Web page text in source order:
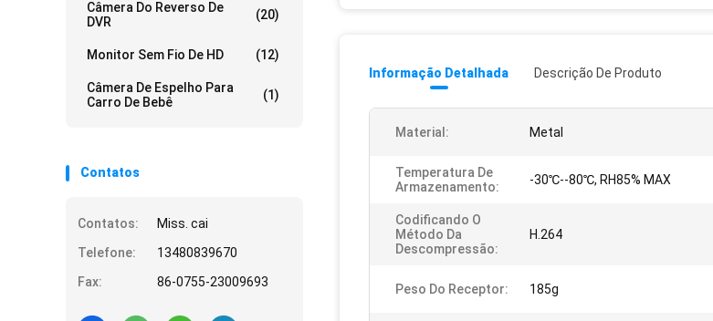
Câmera Do Reverso De
DVR
(20)
Monitor Sem Fio De HD (12)
Câmera De Espelho Para
Carro De Bebê
(1)
Contatos
Contatos:
Miss. cai
Telefone:
13480839670
Fax:
86-0755-23009693
Informação Detalhada Descrição De Produto
Material: Metal
Temperatura De
Armazenamento:
-30℃--80℃, RH85% MAX
Codificando O
Método Da
Descompressão:
H.264
Peso Do Receptor: 185g